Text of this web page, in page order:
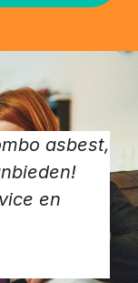
asbest,
en